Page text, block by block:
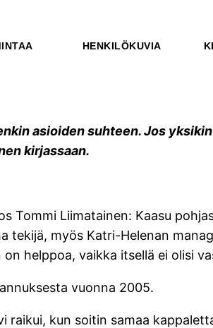
HENKILÖKUVIA
asioiden suhteen. Jos
kirjassaan.
Tommi Liimatainen: Kaasu
tekijä, myös Katri-Helenan
helppoa, vaikka itsellä ei olisi
vuonna 2005.
kun soitin samaa